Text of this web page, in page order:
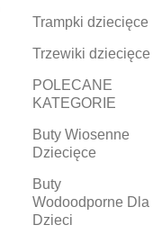
Trampki dziecięce
Trzewiki dziecięce
POLECANE
KATEGORIE
Buty Wiosenne
Dziecięce
Buty
Wodoodporne Dla
Dzieci